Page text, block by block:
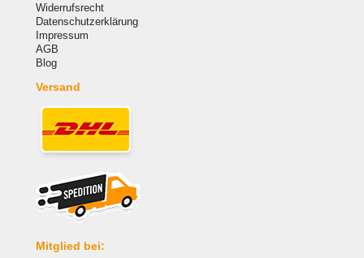
Widerrufsrecht
Datenschutzerklärung
Impressum
AGB
Blog
Versand
Mitglied bei: